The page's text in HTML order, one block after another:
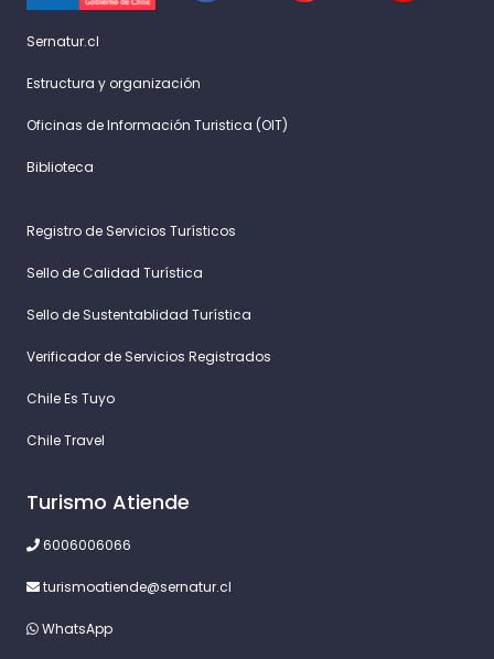
Sernatur.cl
Estructura y organización
Oficinas de Información Turistica (OIT)
Biblioteca
Registro de Servicios Turísticos
Sello de Calidad Turística
Sello de Sustentablidad Turística
Verificador de Servicios Registrados
Chile Es Tuyo
Chile Travel
Turismo Atiende
6006006066
turismoatiende@sernatur.cl
WhatsApp